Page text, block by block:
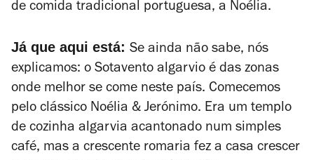
de comida tradicional portuguesa, a Noélia.
Já que aqui está: Se ainda não sabe, nós
explicamos: o Sotavento algarvio é das zonas
onde melhor se come neste país. Comecemos
pelo clássico Noélia & Jerónimo. Era um templo
de cozinha algarvia acantonado num simples
café, mas a crescente romaria fez a casa crescer